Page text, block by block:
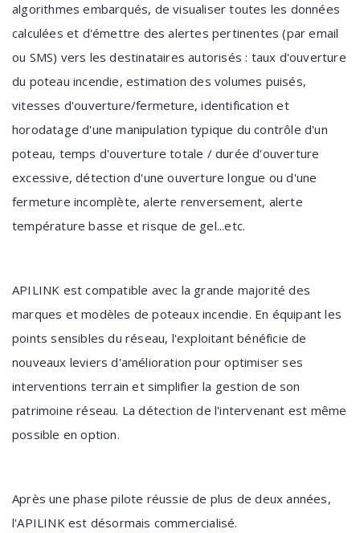
algorithmes embarqués, de visualiser toutes les données
calculées et d'émettre des alertes pertinentes (par email
ou SMS) vers les destinataires autorisés : taux d'ouverture
du poteau incendie, estimation des volumes puisés,
vitesses d'ouverture/fermeture, identification et
horodatage d'une manipulation typique du contrôle d'un
poteau, temps d'ouverture totale / durée d'ouverture
excessive, détection d'une ouverture longue ou d'une
fermeture incomplète, alerte renversement, alerte
température basse et risque de gel...etc.
APILINK est compatible avec la grande majorité des
marques et modèles de poteaux incendie. En équipant les
points sensibles du réseau, l'exploitant bénéficie de
nouveaux leviers d'amélioration pour optimiser ses
interventions terrain et simplifier la gestion de son
patrimoine réseau. La détection de l'intervenant est même
possible en option.
Après une phase pilote réussie de plus de deux années,
l'APILINK est désormais commercialisé.